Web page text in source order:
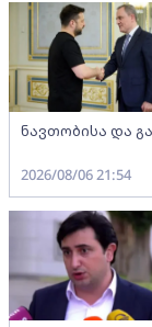
ნავთობისა და
2026/08/06 21:54